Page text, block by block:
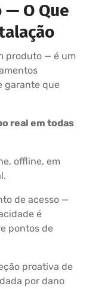
— O Que
produto — é um
garante que
real em todas
offline, em
de acesso —
é
pontos de
proativa de
por dano